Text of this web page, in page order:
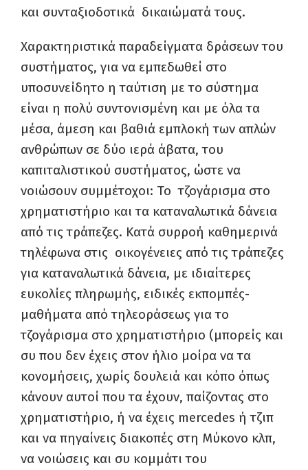
και συνταξιοδοτικά δικαιώματά τους.
Χαρακτηριστικά παραδείγματα δράσεων του
συστήματος, για να εμπεδωθεί στο
υποσυνείδητο η ταύτιση με το σύστημα
είναι η πολύ συντονισμένη και με όλα τα
μέσα, άμεση και βαθιά εμπλοκή των απλών
ανθρώπων σε δύο ιερά άβατα, του
καπιταλιστικού συστήματος, ώστε να
νοιώσουν συμμέτοχοι: Το τζογάρισμα στο
χρηματιστήριο και τα καταναλωτικά δάνεια
από τις τράπεζες. Κατά συρροή καθημερινά
τηλέφωνα στις οικογένειες από τις τράπεζες
για καταναλωτικά δάνεια, με ιδιαίτερες
ευκολίες πληρωμής, ειδικές εκπομπές-
μαθήματα από τηλεοράσεως για το
τζογάρισμα στο χρηματιστήριο (μπορείς και
συ που δεν έχεις στον ήλιο μοίρα να τα
κονομήσεις, χωρίς δουλειά και κόπο όπως
κάνουν αυτοί που τα έχουν, παίζοντας στο
χρηματιστήριο, ή να έχεις mercedes ή τζιπ
και να πηγαίνεις διακοπές στη Μύκονο κλπ,
να νοιώσεις και συ κομμάτι του